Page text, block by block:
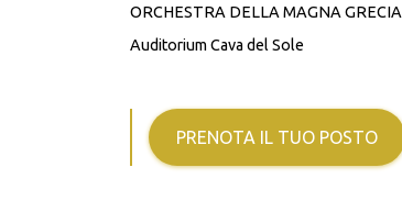
ORCHESTRA DELLA MAGNA GRECIA
Auditorium Cava del Sole
PRENOTA IL TUO POSTO